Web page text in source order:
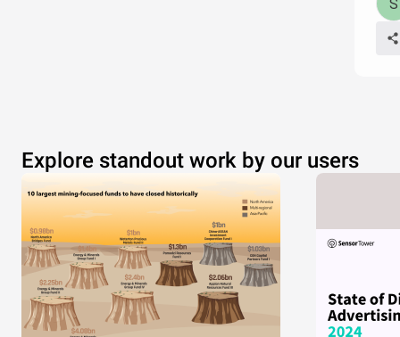
Explore standout work by our users